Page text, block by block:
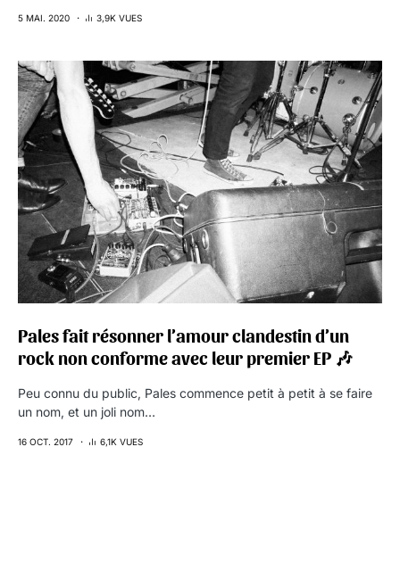
5 MAI. 2020 3,9K VUES
Pales fait résonner l’amour clandestin d’un
rock non conforme avec leur premier EP 🎶
Peu connu du public, Pales commence petit à petit à se faire
un nom, et un joli nom…
16 OCT. 2017 6,1K VUES